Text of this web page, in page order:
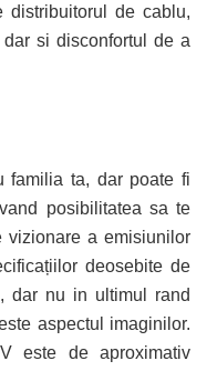
distribuitorul de cablu,
si disconfortul de a
familia ta, dar poate fi
posibilitatea sa te
vizionare a emisiunilor
deosebite de
dar nu in ultimul rand
aspectul imaginilor.
este de aproximativ